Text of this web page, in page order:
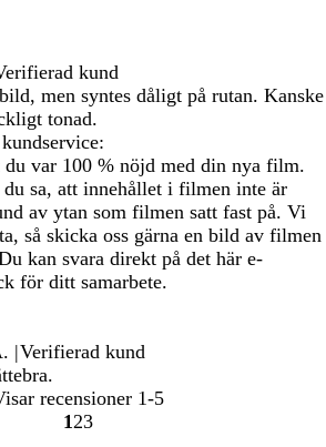
kund
men syntes dåligt på rutan. Kanske
tonad.
du var 100 % nöjd med din nya film.
du sa, att innehållet i filmen inte är
av ytan som filmen satt fast på. Vi
så skicka oss gärna en bild av filmen
kan svara direkt på det här e-
för ditt samarbete.
|Verifierad kund
recensioner 1-5
Gå
1Gå
2Gå
3